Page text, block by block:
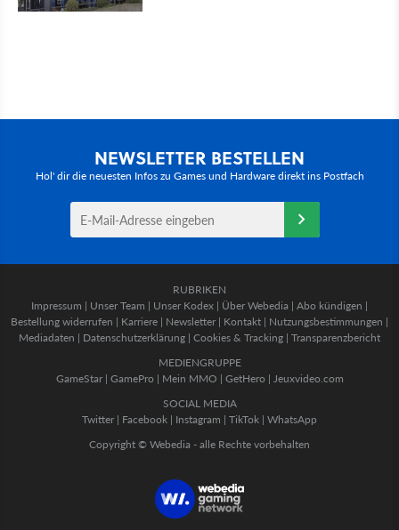
NEWSLETTER BESTELLEN
Hol' dir die neuesten Infos zu Games und Hardware direkt ins Postfach
RUBRIKEN
Impressum | Unser Team | Unser Kodex | Über Webedia | Abo kündigen |
Bestellung widerrufen | Karriere | Newsletter | Kontakt | Nutzungsbestimmungen |
Mediadaten | Datenschutzerklärung | Cookies & Tracking | Transparenzbericht
MEDIENGRUPPE
GameStar| GamePro | Mein MMO | GetHero | Jeuxvideo.com
SOCIAL MEDIA
Twitter | Facebook | Instagram | TikTok | WhatsApp
Copyright © Webedia - alle Rechte vorbehalten